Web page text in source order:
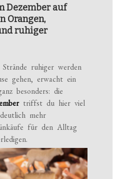
Dezember auf
Orangen,
ruhiger
ruhiger werden
gehen, erwacht ein
besonders: die
triffst du hier viel
mehr
für den Alltag